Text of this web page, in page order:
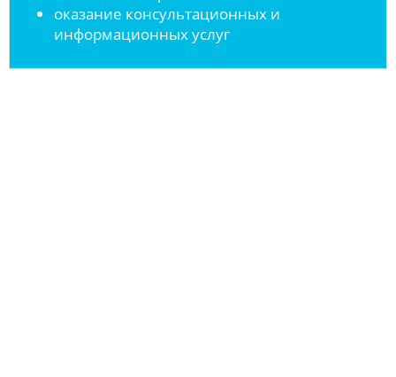
оказание консультационных и
информационных услуг